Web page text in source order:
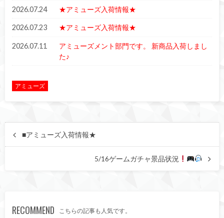
2026.07.24 ★アミューズ入荷情報★
2026.07.23 ★アミューズ入荷情報★
2026.07.11
アミューズメント部門です。 新商品入荷しまし
た♪
アミューズ
■アミューズ入荷情報★
5/16ゲームガチャ景品状況
RECOMMEND こちらの記事も人気です。